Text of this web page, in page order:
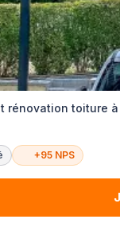
rénovation toiture à
+95 NPS